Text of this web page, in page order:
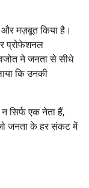
और मज़बूत किया है।
प्रोफेशनल
ने जनता से सीधे
कि उनकी
सिर्फ एक नेता हैं,
जनता के हर संकट में